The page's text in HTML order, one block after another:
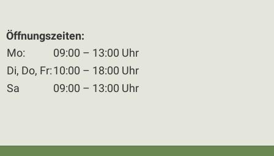
Öffnungszeiten:
Mo:
09:00 – 13:00 Uhr
Di, Do, Fr:10:00 – 18:00 Uhr
Sa
09:00 – 13:00 Uhr